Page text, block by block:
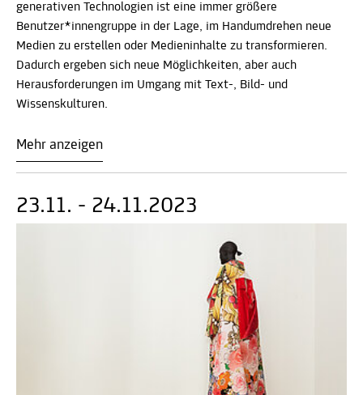
generativen Technologien ist eine immer größere
Benutzer*innengruppe in der Lage, im Handumdrehen neue
Medien zu erstellen oder Medieninhalte zu transformieren.
Dadurch ergeben sich neue Möglichkeiten, aber auch
Herausforderungen im Umgang mit Text-, Bild- und
Wissenskulturen.
Mehr anzeigen
23.11. - 24.11.2023